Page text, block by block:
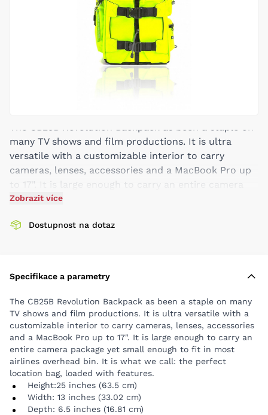
many TV shows and film productions. It is ultra
versatile with a customizable interior to carry
cameras, lenses, accessories and a MacBook Pro up
to 17". It is large enough to carry an entire camera
package yet small enough to fit in most airlines
bag, loaded with features.
Depth: 6.5 inches (16.81 cm)
Weight: 6.5 pounds (2.95 kg)
Zobrazit více
Dostupnost na dotaz
Specifikace a parametry
The CB25B Revolution Backpack as been a staple on many
TV shows and film productions. It is ultra versatile with a
customizable interior to carry cameras, lenses, accessories
and a MacBook Pro up to 17". It is large enough to carry an
entire camera package yet small enough to fit in most
airlines overhead bin. It is what we call: the perfect
location bag, loaded with features.
Height:25 inches (63.5 cm)
Width: 13 inches (33.02 cm)
Depth: 6.5 inches (16.81 cm)